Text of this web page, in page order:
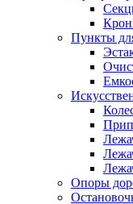
Пункты
Опоры